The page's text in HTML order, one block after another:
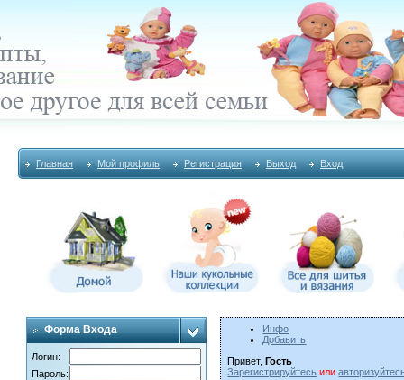
Главная Мой профиль Регистрация Выход Вход
Форма Входа
Логин:
Пароль:
Инфо
Добавить
Привет,Гость
Зарегистрируйтесь или